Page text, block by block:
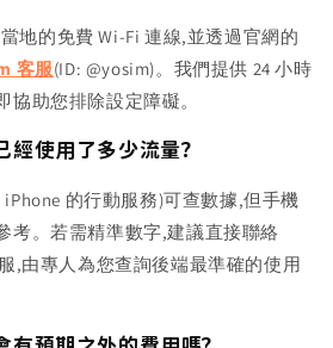
地的免費 Wi-Fi 連線,並透過官網的
客服(ID: @yosim)。我們提供 24 小時
助您排除設定障礙。
經使用了多少流量?
的行動服務)可查數據,但手機
考。若需精準數字,建議直接聯絡
,由專人為您查詢後端最準確的使用